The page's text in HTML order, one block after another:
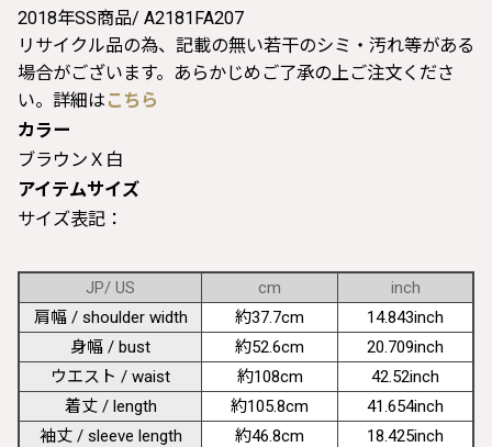
2018年SS商品/ A2181FA207
リサイクル品の為、記載の無い若干のシミ・汚れ等がある
場合がございます。あらかじめご了承の上ご注文くださ
い。詳細は こちら
カラー
ブラウンＸ白
アイテムサイズ
サイズ表記：
JP/ US cm
inch
肩幅 / shoulder width
約37.7cm
14.843inch
身幅 / bust
約52.6cm
20.709inch
ウエスト / waist
約108cm
42.52inch
着丈 / length
約105.8cm
41.654inch
袖丈 / sleeve length
約46.8cm 18.425inch